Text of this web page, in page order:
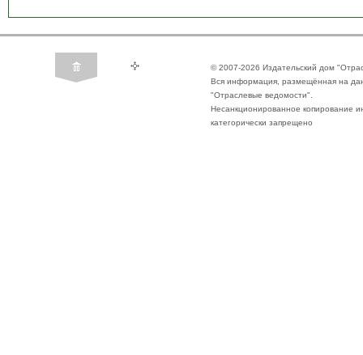
© 2007-2026 Издательский дом
Вся информация, размещённая на
"Отраслевые ведомости".
Несанкционированное копирование
категорически запрещено